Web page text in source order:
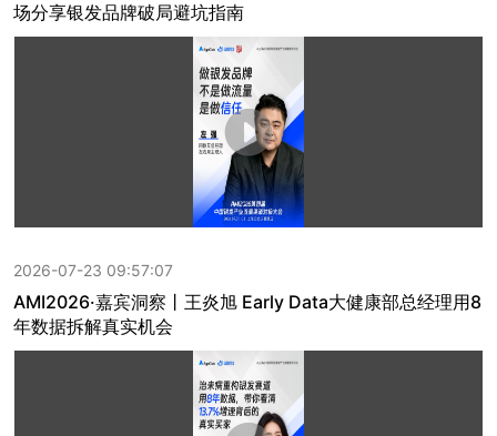
场分享银发品牌破局避坑指南
2026-07-23 09:57:07
AMI2026·嘉宾洞察丨王炎旭 Early Data大健康部总经理用8
年数据拆解真实机会